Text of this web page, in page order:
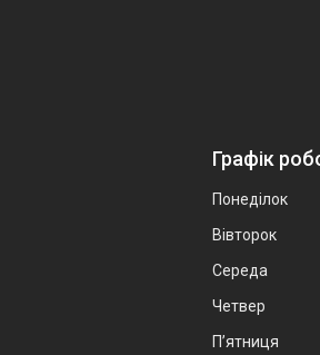
Графік
Понеділок
Вівторок
Середа
Четвер
Пʼятниця